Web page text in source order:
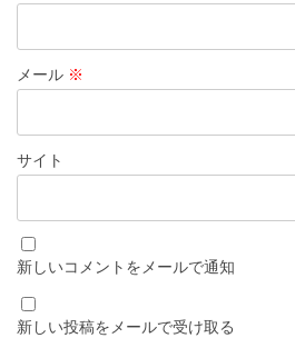
メール ※
サイト
新しいコメントをメールで通知
新しい投稿をメールで受け取る